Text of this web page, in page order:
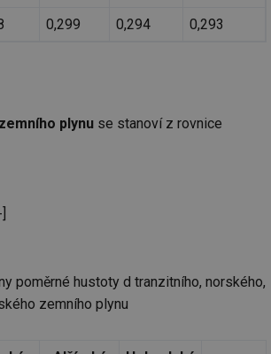
0,299 0,294 0,293
plynu se stanoví z rovnice
]
poměrné hustoty d tranzitního, norského,
zemního plynu